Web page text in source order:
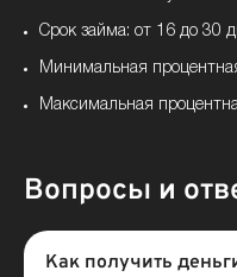
Срок займа: от 16 до 30
Минимальная
Максимальная
Вопросы и
Как получить